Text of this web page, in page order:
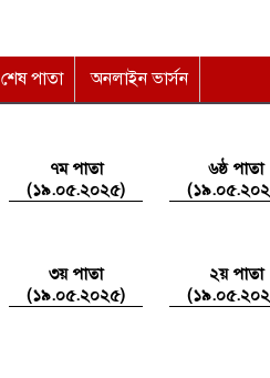
শেষ পাতা অনলাইন ভার্সন
৭ম পাতা
(১৯.০৫.২০২৫)
৬ষ্ঠ পাতা
৩য় পাতা
(১৯.০৫.২০২৫)
২য় পাতা